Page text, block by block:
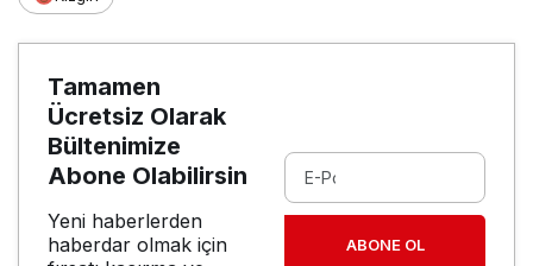
Tamamen
Ücretsiz Olarak
Bültenimize
Abone Olabilirsin
Yeni haberlerden
haberdar olmak için
ABONE OL